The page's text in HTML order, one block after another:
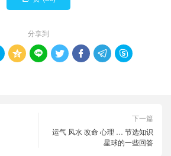
分享到
     
下一篇
运气 风水 改命 心理 … 节选知识
星球的一些回答